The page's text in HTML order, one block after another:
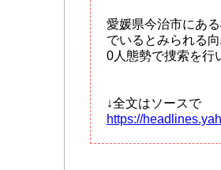
愛媛県今治市にあ
でいるとみられる
0人態勢で捜索を行
↓全文はソースで
https://